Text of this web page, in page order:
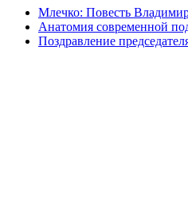
Млечко: Повесть
Анатомия современной
Поздравление